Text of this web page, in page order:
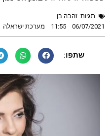
תגיות: זהבה בן
06/07/2021
11:55 מערכת ישראלה
שתפו: